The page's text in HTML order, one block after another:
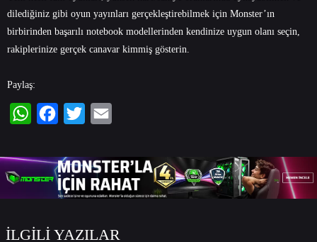
dilediğiniz gibi oyun yayınları gerçekleştirebilmek için Monster’ın
birbirinden başarılı notebook modellerinden kendinize uygun olanı seçin,
rakiplerinize gerçek canavar kimmiş gösterin.
Paylaş:
İLGİLİ YAZILAR